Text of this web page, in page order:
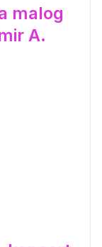
malog
A.